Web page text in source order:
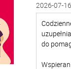
2026-07-